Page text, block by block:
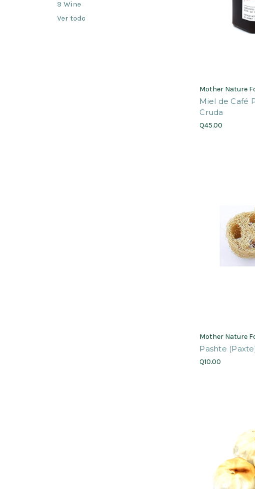
9 Wine
Ver todo
Mother Nature
Miel de Café
Cruda
Q45.00
Mother Nature
Pashte
Q10.00